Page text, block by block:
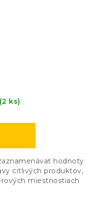
(2 ks)
hodnoty
citlivých produktov,
miestnostiach